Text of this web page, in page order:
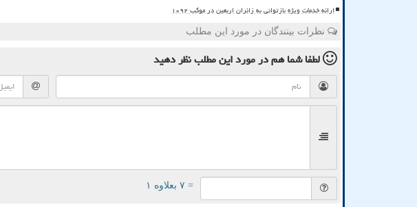
ارائه خدمات ویژه بازتوانی به زائران اربعین در موکب ۱۰۹۲
نظرات بینندگان در مورد این مطلب
لطفا شما همدر مورد این مطلبنظر دهید
= ۷ بعلاوه ۱